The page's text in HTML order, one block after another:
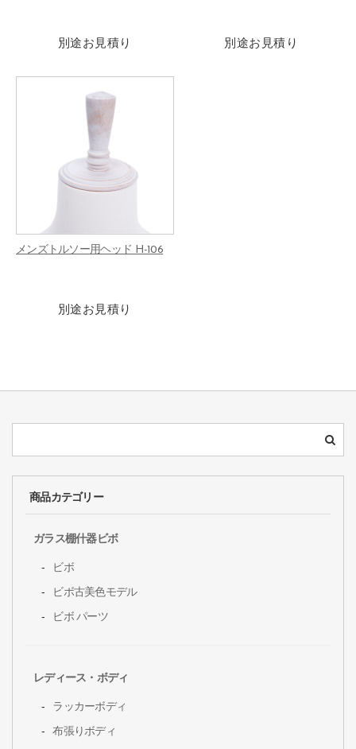
別途お見積り 別途お見積り
メンズトルソー用ヘッド H-106
別途お見積り
商品カテゴリー
ガラス棚什器ビボ
ビボ
ビボ古美色モデル
ビボ パーツ
レディース・ボディ
ラッカーボディ
布張りボディ